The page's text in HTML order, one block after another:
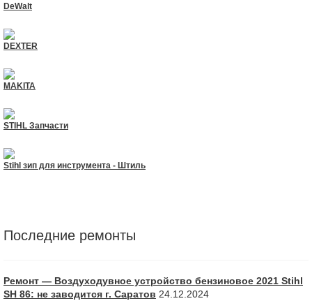
DeWalt
DEXTER
MAKITA
STIHL Запчасти
Stihl зип для инструмента - Штиль
Последние ремонты
Ремонт — Воздуходувное устройство бензиновое 2021 Stihl
SH 86: не заводится г. Саратов 24.12.2024